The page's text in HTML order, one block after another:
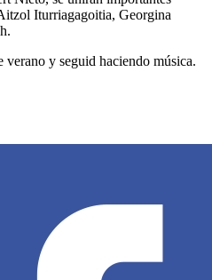
Iturriagagoitia, Georgina
y seguid haciendo música.